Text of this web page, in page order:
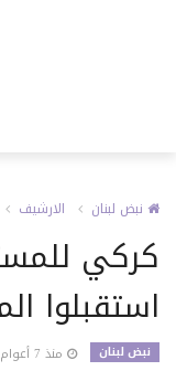
نبض لبنان الارشيف
كركي
استقبلوا
نبض لبنان منذ 7 أعوام